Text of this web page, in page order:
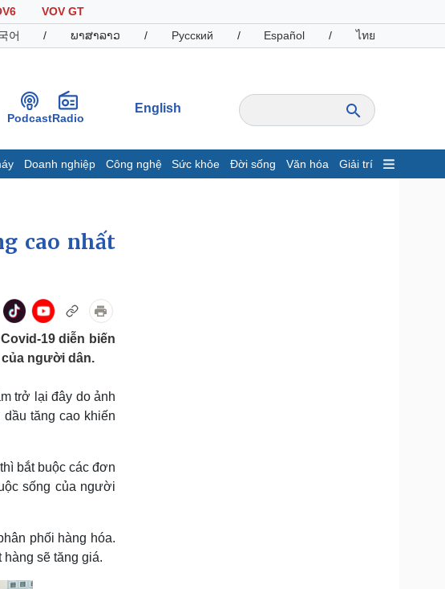
VOV GT
어 / ພາສາລາວ / Русский / Español / ไทย
PodcastRadio
English
Doanh nghiệp Công nghệ Sức khỏe Đời sống Văn hóa Giải trí
Khởi nghiệp
Doanh nghiệp
Thông tin doanh nghiệp
Vì cộng đồng
Tư vấn
Săn Tour
cao nhất
19 diễn biến
người dân.
trở lại đây do ảnh
tăng cao khiến
bắt buộc các đơn
sống của người
phối hàng hóa.
sẽ tăng giá.